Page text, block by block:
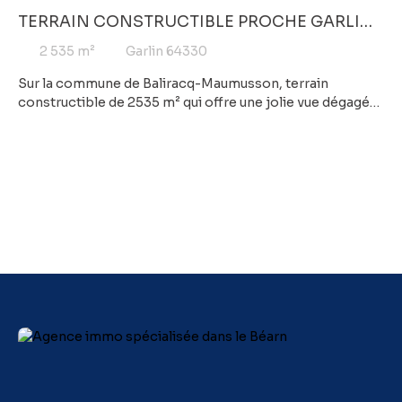
TERRAIN CONSTRUCTIBLE PROCHE GARLIN
AVEC VUE DEGAGEE
2 535 m²
Garlin 64330
Sur la commune de Baliracq-Maumusson, terrain
constructible de 2535 m² qui offre une jolie vue dégagée